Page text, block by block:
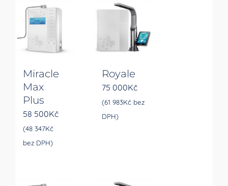
Miracle
Max
Plus
58 500Kč
(48 347Kč
bez DPH)
Royale
75 000Kč
(61 983Kčbez
DPH)